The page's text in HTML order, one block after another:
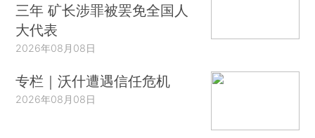
三年 矿长涉罪被罢免全国人
大代表
2026年08月08日
专栏｜沃什遭遇信任危机
2026年08月08日